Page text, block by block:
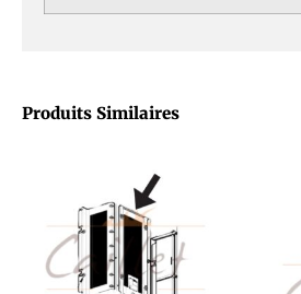
Produits Similaires